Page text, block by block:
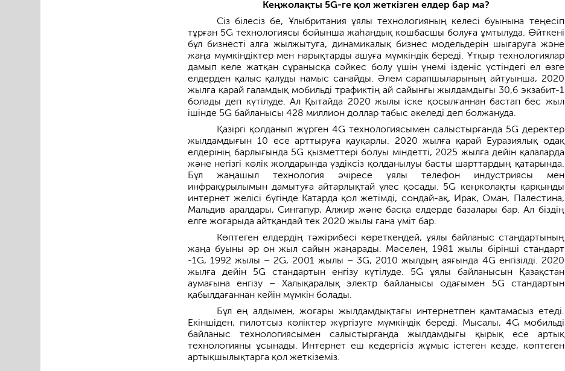
Кеңжолақты 5G-ге қол жеткізген елдер бар ма?
Сіз білесіз бе, Ұлыбритания ұялы технологияның келесі буынына теңесіп
тұрған 5G технологиясы бойынша жаһандық көшбасшы болуға ұмтылуда. Өйткені
бұл бизнесті алға жылжытуға, динамикалық бизнес модельдерін шығаруға және
жаңа мүмкіндіктер мен нарықтарды ашуға мүмкіндік береді. Ұтқыр технологиялар
дамып келе жатқан сұранысқа сәйкес болу үшін үнемі ізденіс үстіндегі ел өзге
елдерден қалыс қалуды намыс санайды. Әлем сарапшыларының айтуынша, 2020
жылға қарай ғаламдық мобильді трафиктің ай сайынғы жылдамдығы 30,6 экзабит-1
болады деп күтілуде. Ал Қытайда 2020 жылы іске қосылғаннан бастап бес жыл
ішінде 5G байланысы 428 миллион доллар табыс әкеледі деп болжануда.
Қазіргі қолданып жүрген 4G технологиясымен салыстырғанда 5G деректер
жылдамдығын 10 есе арттыруға қауқарлы. 2020 жылға қарай Еуразиялық одақ
елдерінің барлығында 5G қызметтері болуы міндетті, 2025 жылға дейін қалаларда
және негізгі көлік жолдарында үздіксіз қолданылуы басты шарттардың қатарында.
Бұл жаңашыл технология әчіресе ұялы телефон индустриясы мен
инфрақұрылымын дамытуға айтарлықтай үлес қосады. 5G кеңжолақты қарқынды
интернет желісі бүгінде Катарда қол жетімді, сондай-ақ, Ирак, Оман, Палестина,
Мальдив аралдары, Сингапур, Алжир және басқа елдерде базалары бар. Ал біздің
елге жоғарыда айтқандай тек 2020 жылы ғана үміт бар.
Көптеген елдердің тәжірибесі көреткендей, ұялы байланыс стандартының
жаңа буыны әр он жыл сайын жаңарады. Мәселен, 1981 жылы бірінші стандарт
-1G, 1992 жылы – 2G, 2001 жылы – 3G, 2010 жылдың аяғында 4G енгізілді. 2020
жылға дейін 5G стандартын енгізу күтілуде. 5G ұялы байланысын Қазақстан
аумағына енгізу – Халықаралық электр байланысы одағымен 5G стандартын
қабылдағаннан кейін мүмкін болады.
Бұл ең алдымен, жоғары жылдамдықтағы интернетпен қамтамасыз етеді.
Екіншіден, пилотсыз көліктер жүргізуге мүмкіндік береді. Мысалы, 4G мобильді
байланыс технологиясымен салыстырғанда жылдамдығы қырық есе артық
технологияны ұсынады. Интернет еш кедергісіз жұмыс істеген кезде, көптеген
артықшылықтарға қол жеткіземіз.